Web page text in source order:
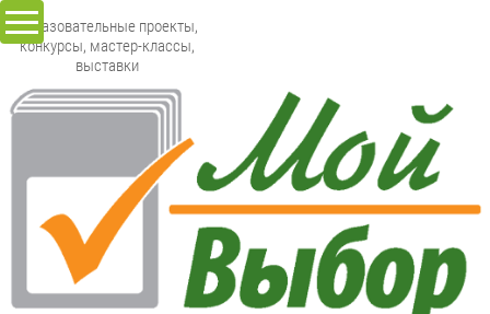
Образовательные проекты,
конкурсы, мастер-классы,
выставки